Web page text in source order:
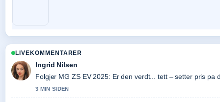
LIVEKOMMENTARER
Ingrid Nilsen
Folgjer MG ZS EV 2025: Er den verdt... tett – setter pris pa
3 MIN SIDEN